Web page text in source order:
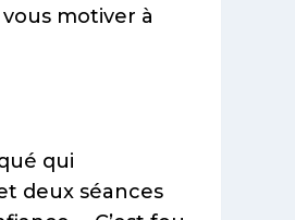
motiver à
qui
deux séances